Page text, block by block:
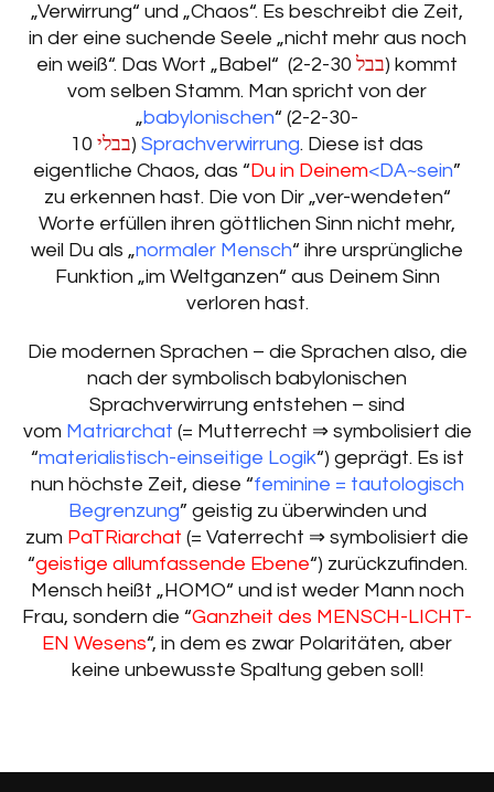
„Verwirrung“ und „Chaos“. Es beschreibt die Zeit,
in der eine suchende Seele „nicht mehr aus noch
ein weiß“. Das Wort „Babel“ (2-2-30 בבל) kommt
vom selben Stamm. Man spricht von der
„babylonischen“ (2-2-30-
10 בבלי) Sprachverwirrung. Diese ist das
eigentliche Chaos, das “ Du in Deinem<DA~sein”
zu erkennen hast. Die von Dir „ver-wendeten“
Worte erfüllen ihren göttlichen Sinn nicht mehr,
weil Du als „normaler Mensch“ ihre ursprüngliche
Funktion „im Weltganzen“ aus Deinem Sinn
verloren hast.
Die modernen Sprachen – die Sprachen also, die
nach der symbolisch babylonischen
Sprachverwirrung entstehen – sind
vom Matriarchat (= Mutterrecht ⇒ symbolisiert die
“materialistisch-einseitige Logik“) geprägt. Es ist
nun höchste Zeit, diese “feminine = tautologisch
Begrenzung” geistig zu überwinden und
zum PaTRiarchat (= Vaterrecht ⇒ symbolisiert die
“geistige allumfassende Ebene“) zurückzufinden.
Mensch heißt „HOMO“ und ist weder Mann noch
Frau, sondern die “Ganzheit des MENSCH-LICHT-
EN Wesens“, in dem es zwar Polaritäten, aber
keine unbewusste Spaltung geben soll!